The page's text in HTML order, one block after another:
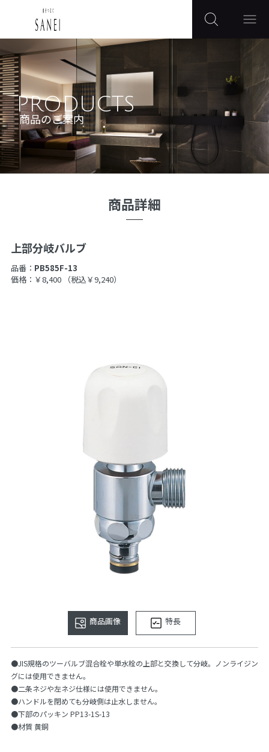
PRODUCTS
商品のご案内
商品詳細
上部分岐バルブ
品番： PB585F-13
価格：￥8,400
（税込￥9,240）
商品画像 特長
●JIS規格のツーバルブ混合栓や単水栓の上部と交換して分岐。ノンライジン
グには使用できません。
●二条ネジや左ネジ仕様には使用できません。
●ハンドルを閉めても分岐側は止水しません。
●下部のパッキン PP13-1S-13
●材質 黄銅